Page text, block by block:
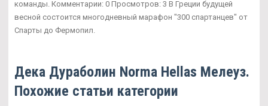
команды. Комментарии: 0 Просмотров: 3 В Греции будущей
весной состоится многодневный марафон "300 спартанцев" от
Спарты до Фермопил.
Дека Дураболин Norma Hellas Мелеуз.
Похожие статьи категории